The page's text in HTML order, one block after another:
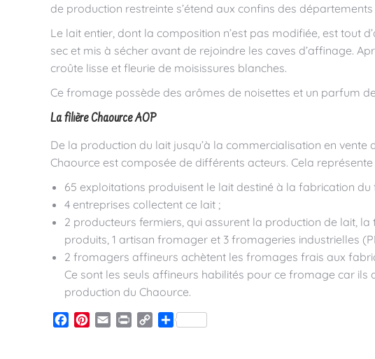
de production restreinte s’étend aux confins des départements
Le lait entier, dont la composition n’est pas modifiée, est tout
sec et mis à sécher avant de rejoindre les caves d’affinage.
croûte lisse et fleurie de moisissures blanches.
Ce fromage possède des arômes de noisettes et un parfum
La filière Chaource AOP
De la production du lait jusqu’à la commercialisation en vente
Chaource est composée de différents acteurs. Cela
65 exploitations produisent le lait destiné à la fabrication du
4 entreprises collectent ce lait ;
2 producteurs fermiers, qui assurent la production de lait,
produits, 1 artisan fromager et 3 fromageries industrielles
2 fromagers affineurs achètent les fromages frais aux
Ce sont les seuls affineurs habilités pour ce fromage car ils
production du Chaource.
Facebook
Pinterest
Email Print
CopyPartager